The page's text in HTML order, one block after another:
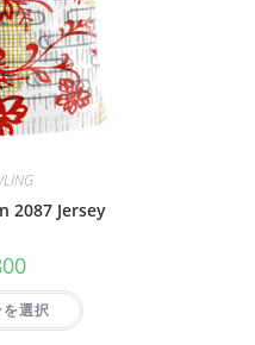
2087 Jersey
選択